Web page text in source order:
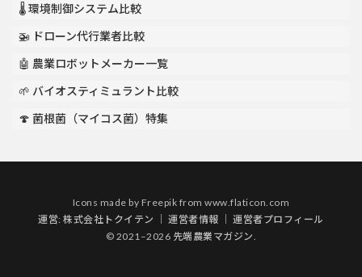
🌡️ 環境制御システム比較
🚁 ドローン代行業者比較
🤖 農業ロボットメーカー一覧
🌱 バイオスティミュラント比較
🍄 菌根菌（マイコス菌）特集
Icons made by Freepik fromwww.flaticon.com
運営:株式会社トクイテン ｜運営者情報 ｜運営者プロフィール
© 2021–2026 先端農業マガジン.